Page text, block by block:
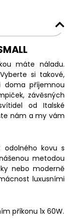
máte náladu.
si takové,
příjemnou
závěsných
od Italské
nám a my vám
odolného kovu s
metodou
nebo moderně
luxusními
příkonu 1x 60W.